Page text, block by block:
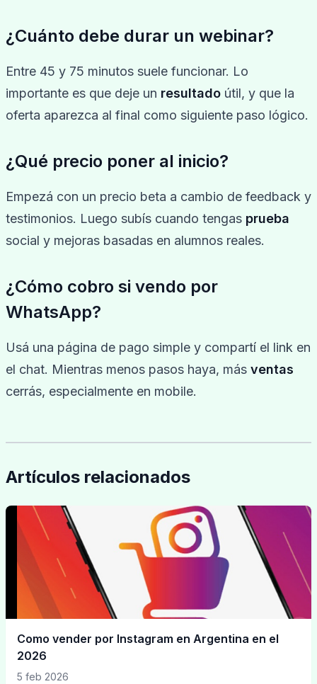
¿Cuánto debe durar un webinar?
Entre 45 y 75 minutos suele funcionar. Lo
importante es que deje un resultado útil, y que la
oferta aparezca al final como siguiente paso lógico.
¿Qué precio poner al inicio?
Empezá con un precio beta a cambio de feedback y
testimonios. Luego subís cuando tengas prueba
social y mejoras basadas en alumnos reales.
¿Cómo cobro si vendo por
WhatsApp?
Usá una página de pago simple y compartí el link en
el chat. Mientras menos pasos haya, más ventas
cerrás, especialmente en mobile.
Artículos relacionados
Como vender por Instagram en Argentina en el
2026
5 feb 2026